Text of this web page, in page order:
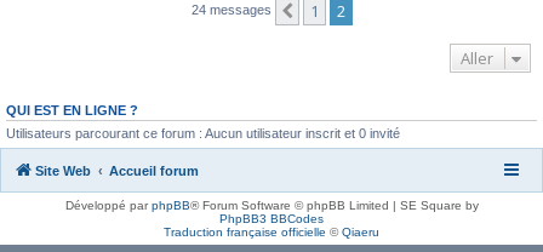
En poursuivant votre navigation sur ce site, vous
optimale.En savoir plus…
J’accepte
24 messages Précédent
1 2
Aller
QUI EST EN LIGNE ?
Utilisateurs parcourant ce forum : Aucun utilisateur inscrit et 0 invité
Site Web Accueil forum
Développé parphpBB® Forum Software © phpBB Limited | SE Square by
PhpBB3 BBCodes
Traduction française officielle ©Qiaeru